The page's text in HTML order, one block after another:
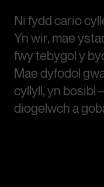
Ni fydd cario
Yn wir, mae
fwy tebygol y
Mae dyfodol
cyllyll, yn bosibl
diogelwch a